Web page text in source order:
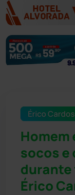
Érico
Homem
socos e
durante
Érico